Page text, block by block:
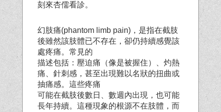
刻來杏儒看診。
幻肢痛(phantom limb pain)，是指在截肢
後雖然該肢體已不存在，卻仍持續感覺該
處疼痛。常見的
描述包括：壓迫痛（像是被握住）、灼熱
痛、針刺感，甚至出現難以名狀的扭曲或
抽痛感。這些疼痛
可能在截肢後數日、數週內出現，也可能
長年持續。這種現象的根源不在肢體，而